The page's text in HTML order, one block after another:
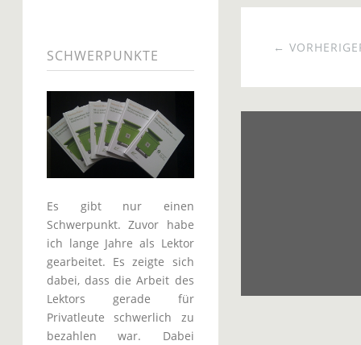
SCHWERPUNKTE
Es gibt nur einen
Schwerpunkt. Zuvor habe
ich lange Jahre als Lektor
gearbeitet. Es zeigte sich
dabei, dass die Arbeit des
Lektors gerade für
Privatleute schwerlich zu
bezahlen war. Dabei
←